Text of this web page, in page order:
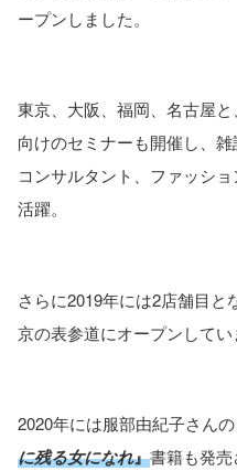
ープンしました。
東京、大阪、福岡、名古屋
向けのセミナーも開催し、
コンサルタント、ファッシ
活躍。
さらに2019年には2店舗目と
京の表参道にオープンしてい
2020年には服部由紀子さん
に残る女になれ』書籍も発売